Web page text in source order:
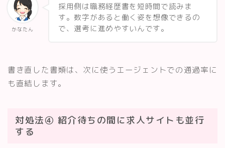
かなたん
採用側は職務経歴書を短時間で読みま
す。数字があると働く姿を想像できるの
で、選考に進めやすいんです。
書き直した書類は、次に使うエージェントでの通過率に
も直結します。
対処法④ 紹介待ちの間に求人サイトも並行
する